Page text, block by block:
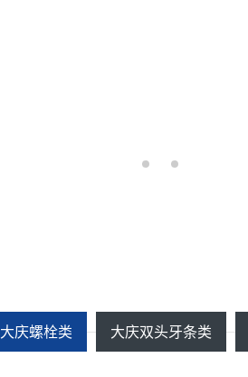
大庆螺栓类 大庆双头牙条类